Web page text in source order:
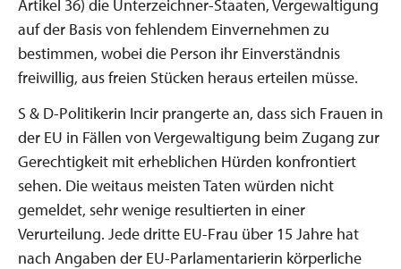
Artikel 36) die Unterzeichner-Staaten, Vergewaltigung
auf der Basis von fehlendem Einvernehmen zu
bestimmen, wobei die Person ihr Einverständnis
freiwillig, aus freien Stücken heraus erteilen müsse.
S & D-Politikerin Incir prangerte an, dass sich Frauen in
der EU in Fällen von Vergewaltigung beim Zugang zur
Gerechtigkeit mit erheblichen Hürden konfrontiert
sehen. Die weitaus meisten Taten würden nicht
gemeldet, sehr wenige resultierten in einer
Verurteilung. Jede dritte EU-Frau über 15 Jahre hat
nach Angaben der EU-Parlamentarierin körperliche